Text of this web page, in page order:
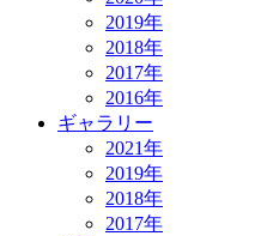
2019年
2018年
2017年
2016年
ギャラリー
2021年
2019年
2018年
2017年